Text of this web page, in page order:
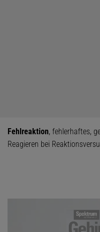
Fehlreaktion, fehlerhaftes,
Reagieren bei